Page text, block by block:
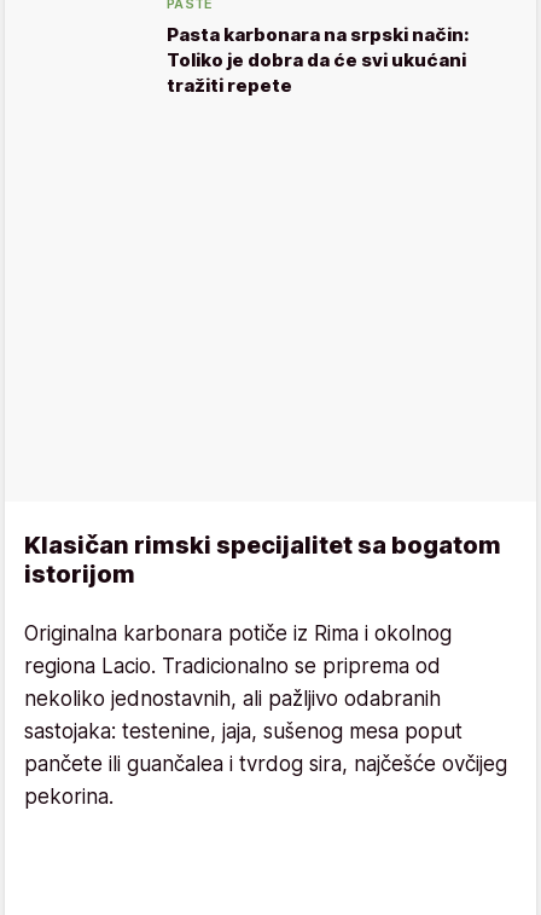
Pasta karbonara na srpski način:
Toliko je dobra da će svi ukućani
tražiti repete
Klasičan rimski specijalitet sa bogatom
istorijom
Originalna karbonara potiče iz Rima i okolnog
regiona Lacio. Tradicionalno se priprema od
nekoliko jednostavnih, ali pažljivo odabranih
sastojaka: testenine, jaja, sušenog mesa poput
pančete ili guančalea i tvrdog sira, najčešće ovčijeg
pekorina.